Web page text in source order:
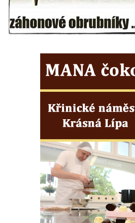
Jeskyně Pusté kostely u Svitavy
Skalní brána u Svojkova
Vyhlídka ve Svojkovských skalách
Jeskyně Poustevna u Svojkova
Jeskyně Staré časy u Svojkova
Hlídková jeskyně u Svojkova
Klíč
Kamenná slunce u obce Staré
Sluj českých bratří a Symbolický hrob
českých bratří
Besedická vyhlídka (na Vysoké skále)
Kinského vyhlídka (Besedické skály)